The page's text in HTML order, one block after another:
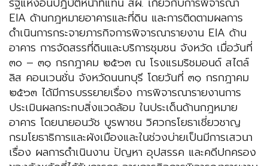
EIA ด้านกฎหมายอาคารและที่ดิน และการติดตามผลการ
ดำเนินการกระจายภารกิจการพิจารณารายงาน EIA ด้าน
อาคาร การจัดสรรที่ดินและบริการชุมชน จังหวัด เมื่อวันที่
๓๐ – ๓๑ กรกฎาคม ๒๕๖๓ ณ โรงแรมริชมอนด์ สไตล์
ลิส คอนเวนชั่น จังหวัดนนทบุรี โดยวันที่ ๓๑ กรกฎาคม
๒๕๖๓ ได้มีการบรรยายเรื่อง การพิจารณารายงานการ
ประเมินผลกระทบสิ่งแวดล้อม ในประเด็นด้านกฎหมาย
อาคาร โดยนายอนวัช บูรพาชน วิศวกรโยธาเชี่ยวชาญ
กรมโยธาธิการและผังเมืองและในช่วงบ่ายเป็นมีการเสวนา
เรื่อง ผลการดำเนินงาน ปัญหา อุปสรรค และคดีปกครอง